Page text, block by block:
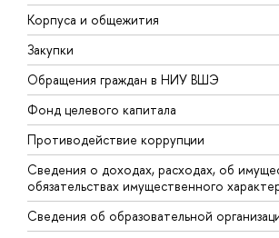
Корпуса и общежития
Закупки
Обращения граждан в НИУ ВШЭ
Фонд целевого капитала
Противодействие коррупции
Сведения о доходах, расходах, об
обязательствах имущественного
Сведения об образовательной